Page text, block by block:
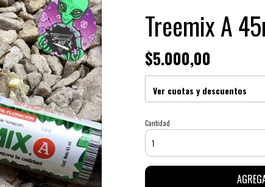
Treemix A
$5.000,00
Ver cuotas y descuentos
Cantidad